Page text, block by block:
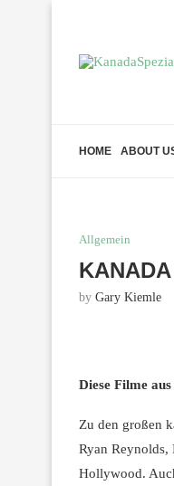
HOME ABOUT
Allgemein
by Gary Kiemle
Diese Filme
Zu den großen
Ryan Reynolds,
Hollywood.